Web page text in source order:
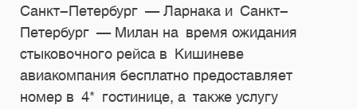
Санкт-Петербург — Ларнака и Санкт-
Петербург — Милан на время ожидания
стыковочного рейса в Кишиневе
авиакомпания бесплатно предоставляет
номер в 4* гостинице, а также услугу